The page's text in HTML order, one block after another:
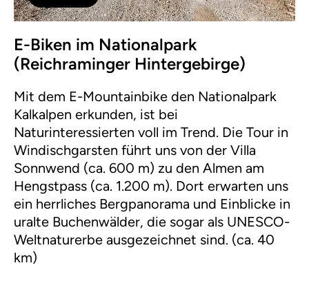
E-Biken im Nationalpark
(Reichraminger Hintergebirge)
Mit dem E-Mountainbike den Nationalpark
Kalkalpen erkunden, ist bei
Naturinteressierten voll im Trend. Die Tour in
Windischgarsten führt uns von der Villa
Sonnwend (ca. 600 m) zu den Almen am
Hengstpass (ca. 1.200 m). Dort erwarten uns
ein herrliches Bergpanorama und Einblicke in
uralte Buchenwälder, die sogar als UNESCO-
Weltnaturerbe ausgezeichnet sind. (ca. 40
km)